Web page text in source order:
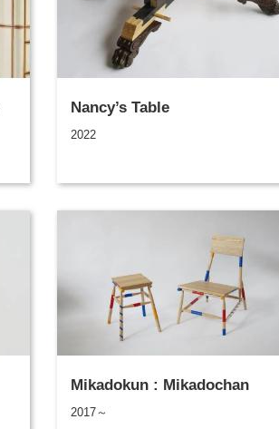
Nancy’s Table
2022
Mikadokun : Mikadochan
2017～